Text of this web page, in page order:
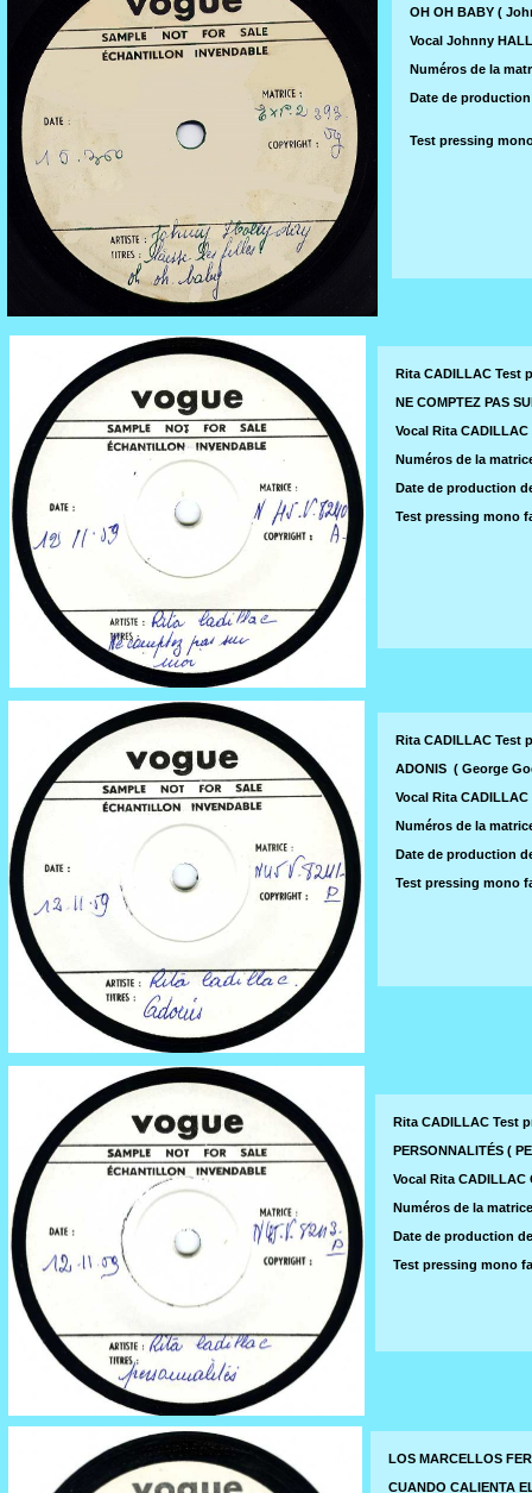
OH OH BABY (
Vocal Johnny
Numéros de la
Date de
Test pressing
Rita CADILLAC Test
PERSONNALITÉS (
Vocal Rita CADILLAC
Numéros de la
Date de production
Test pressing mono
Rita CADILLAC Test
NE COMPTEZ PAS
Vocal Rita
Numéros de la
Date de production
Test pressing mono
Rita CADILLAC Test
ADONIS ( George
Vocal Rita
Numéros de la
Date de production
Test pressing mono
LOS MARCELLOS
CUANDO CALIENTA